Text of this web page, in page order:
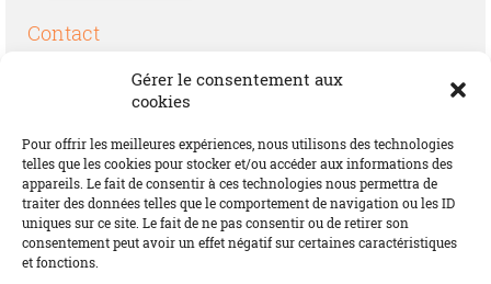
Gérer le consentement aux
cookies
Pour offrir les meilleures expériences, nous utilisons des technologies
telles que les cookies pour stocker et/ou accéder aux informations des
appareils. Le fait de consentir à ces technologies nous permettra de
traiter des données telles que le comportement de navigation ou les ID
uniques sur ce site. Le fait de ne pas consentir ou de retirer son
consentement peut avoir un effet négatif sur certaines caractéristiques
et fonctions.
Contact
Boulevard Félix Houphouët-Boigny
contact@offrirdubonheur.com
Blog